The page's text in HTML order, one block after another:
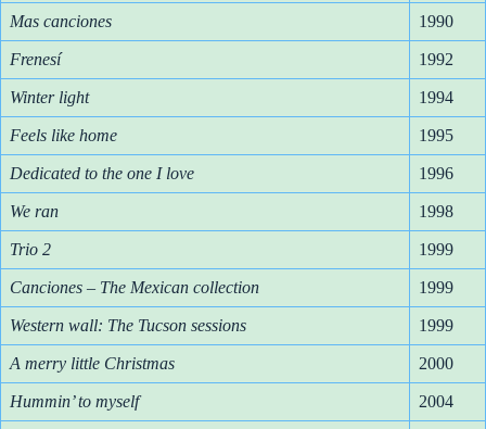
Mas canciones 1990
Frenesí 1992
Winter light 1994
Feels like home 1995
Dedicated to the one I love 1996
We ran 1998
Trio 2 1999
Canciones – The Mexican collection 1999
Western wall: The Tucson sessions 1999
A merry little Christmas 2000
Hummin’ to myself 2004